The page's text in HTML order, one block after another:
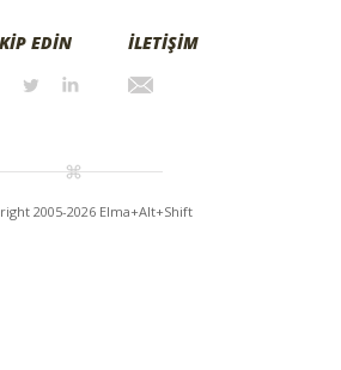
EDİN İLETİŞİM
2005-2026 Elma+Alt+Shift